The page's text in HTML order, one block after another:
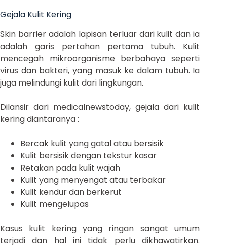
Gejala Kulit Kering
Skin barrier adalah lapisan terluar dari kulit dan ia
adalah garis pertahan pertama tubuh. Kulit
mencegah mikroorganisme berbahaya seperti
virus dan bakteri, yang masuk ke dalam tubuh. Ia
juga melindungi kulit dari lingkungan.
Dilansir dari medicalnewstoday, gejala dari kulit
kering diantaranya :
Bercak kulit yang gatal atau bersisik
Kulit bersisik dengan tekstur kasar
Retakan pada kulit wajah
Kulit yang menyengat atau terbakar
Kulit kendur dan berkerut
Kulit mengelupas
Kasus kulit kering yang ringan sangat umum
terjadi dan hal ini tidak perlu dikhawatirkan.